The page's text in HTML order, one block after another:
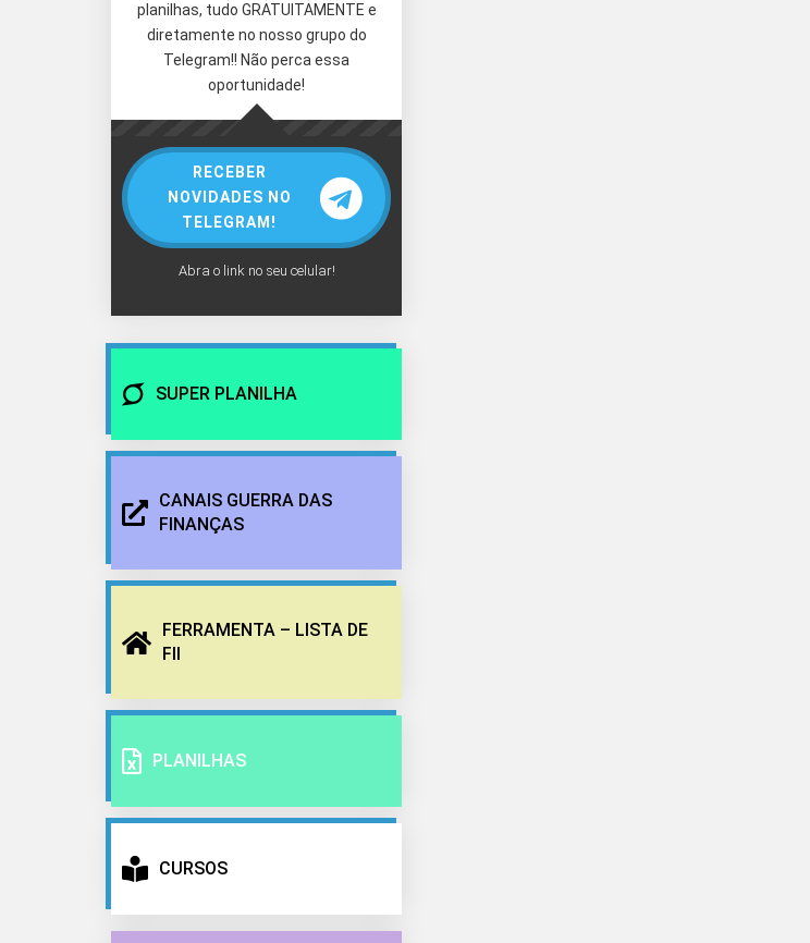
planilhas, tudo GRATUITAMENTE e
diretamente no nosso grupo do
Telegram!! Não perca essa
oportunidade!
RECEBER
NOVIDADES NO
TELEGRAM!
Abra o link no seu celular!
SUPER PLANILHA
CANAIS GUERRA DAS
FINANÇAS
FERRAMENTA – LISTA DE
FII
PLANILHAS
CURSOS